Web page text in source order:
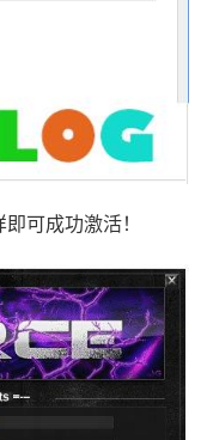
可成功激活！